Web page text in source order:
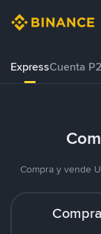
ExpressCuenta
Compra y vende